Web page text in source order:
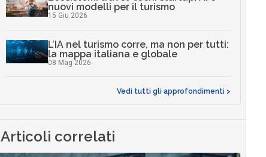
nuovi modelli per il turismo
15 Giu 2026
L’IA nel turismo corre, ma non per tutti:
la mappa italiana e globale
08 Mag 2026
Vedi tutti gli approfondimenti >
Articoli correlati